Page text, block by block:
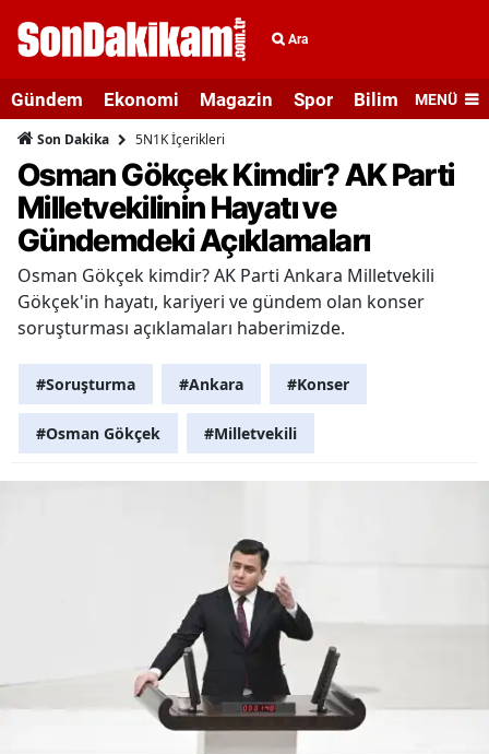
Ara
Gündem Ekonomi Magazin Spor Bilim veMENÜ
Son Dakika 5N1K İçerikleri
Osman Gökçek Kimdir? AK Parti
Milletvekilinin Hayatı ve
Gündemdeki Açıklamaları
Osman Gökçek kimdir? AK Parti Ankara Milletvekili
Gökçek'in hayatı, kariyeri ve gündem olan konser
soruşturması açıklamaları haberimizde.
#Soruşturma #Ankara #Konser
#Osman Gökçek #Milletvekili